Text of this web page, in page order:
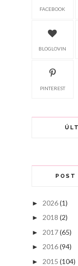
FACEBOOK
BLOGLOVIN
PINTEREST
POST
► 2026(1)
► 2018 (2)
► 2017(65)
► 2016(94)
► 2015 (104)